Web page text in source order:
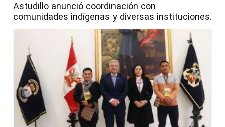
Astudillo anunció coordinación con
comunidades indígenas y diversas instituciones.